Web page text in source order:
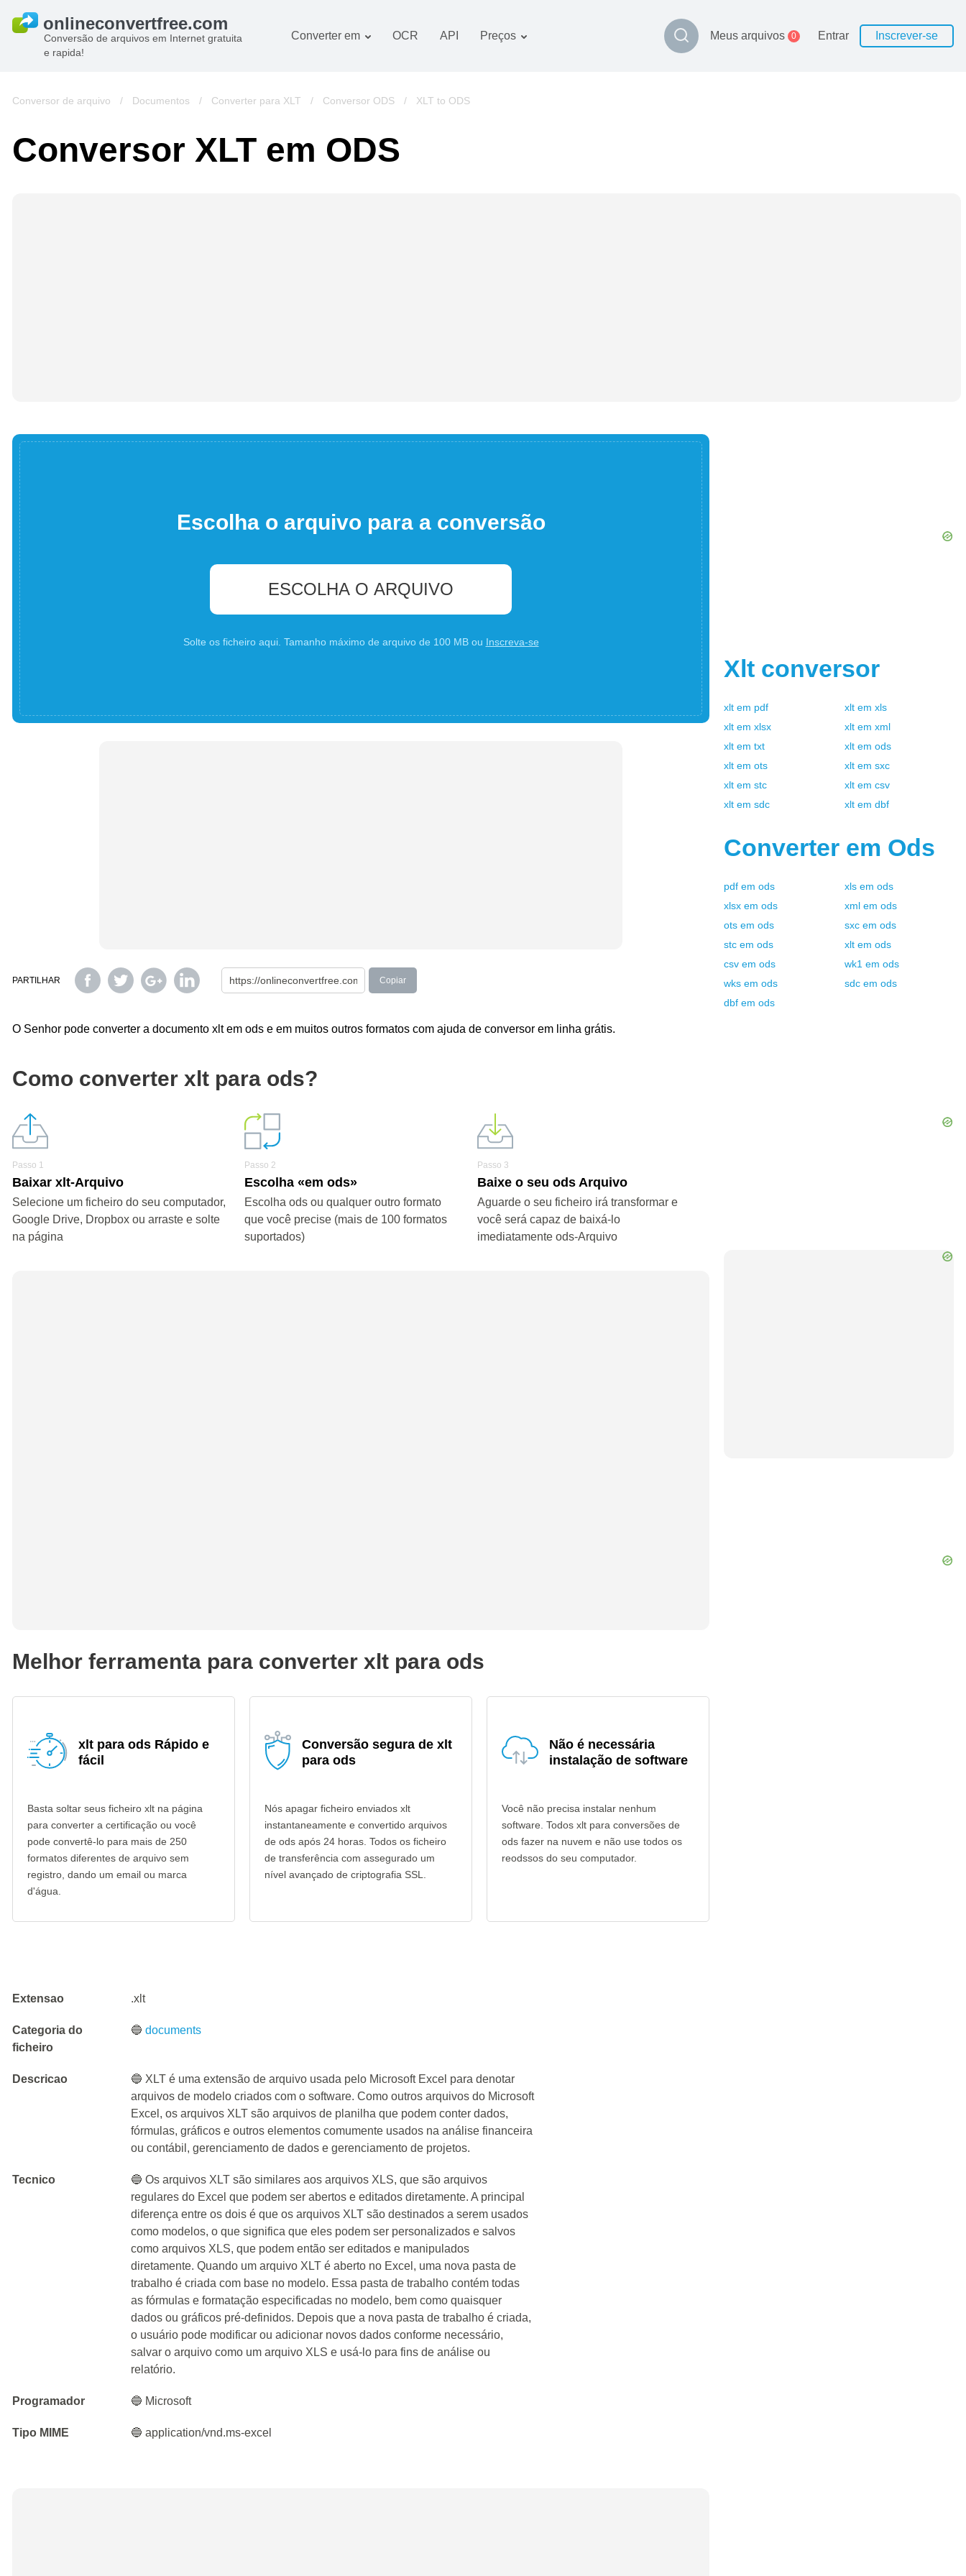
Conversão de arquivos em Internet gratuita
e rapida!
Converter em
Imagem conversor
Books conversor
OCR API Preços Meus arquivos 0 Entrar Inscrever-se
Conversor de arquivo / Documentos / Converter para XLT / Conversor ODS / XLT to ODS
Conversor XLT em ODS
Escolha o arquivo para a conversão
ESCOLHA O ARQUIVO
Solte os ficheiro aqui. Tamanho máximo de arquivo de 100 MB ou Inscreva-se
PARTILHAR Copiar
O Senhor pode converter a documento xlt em ods e em muitos outros formatos com ajuda de conversor em linha grátis.
Como converter xlt para ods?
Passo 1
Baixar xlt-Arquivo
Selecione um ficheiro do seu computador,
Google Drive, Dropbox ou arraste e solte
na página
Passo 2
Escolha «em ods»
Escolha ods ou qualquer outro formato
que você precise (mais de 100 formatos
suportados)
Passo 3
Baixe o seu ods Arquivo
Aguarde o seu ficheiro irá transformar e
você será capaz de baixá-lo
imediatamente ods-Arquivo
Melhor ferramenta para converter xlt para ods
xlt para ods Rápido e
fácil
Basta soltar seus ficheiro xlt na página
para converter a certificação ou você
pode convertê-lo para mais de 250
formatos diferentes de arquivo sem
registro, dando um email ou marca
d'água.
Conversão segura de xlt
para ods
Nós apagar ficheiro enviados xlt
instantaneamente e convertido arquivos
de ods após 24 horas. Todos os ficheiro
de transferência com assegurado um
nível avançado de criptografia SSL.
Não é necessária
instalação de software
Você não precisa instalar nenhum
software. Todos xlt para conversões de
ods fazer na nuvem e não use todos os
reodssos do seu computador.
Extensao .xlt
Categoria do
ficheiro
🔵documents
Descricao
🔵 XLT é uma extensão de arquivo usada pelo Microsoft Excel para denotar
arquivos de modelo criados com o software. Como outros arquivos do Microsoft
Excel, os arquivos XLT são arquivos de planilha que podem conter dados,
fórmulas, gráficos e outros elementos comumente usados na análise financeira
ou contábil, gerenciamento de dados e gerenciamento de projetos.
Tecnico
🔵 Os arquivos XLT são similares aos arquivos XLS, que são arquivos
regulares do Excel que podem ser abertos e editados diretamente. A principal
diferença entre os dois é que os arquivos XLT são destinados a serem usados
como modelos, o que significa que eles podem ser personalizados e salvos
como arquivos XLS, que podem então ser editados e manipulados
diretamente. Quando um arquivo XLT é aberto no Excel, uma nova pasta de
trabalho é criada com base no modelo. Essa pasta de trabalho contém todas
as fórmulas e formatação especificadas no modelo, bem como quaisquer
dados ou gráficos pré-definidos. Depois que a nova pasta de trabalho é criada,
o usuário pode modificar ou adicionar novos dados conforme necessário,
salvar o arquivo como um arquivo XLS e usá-lo para fins de análise ou
relatório.
Programador 🔵 Microsoft
Tipo MIME 🔵 application/vnd.ms-excel
Xlt conversor
xlt em pdf xlt em xls
xlt em xlsx xlt em xml
xlt em txt xlt em ods
xlt em ots xlt em sxc
xlt em stc xlt em csv
xlt em sdc xlt em dbf
Converter em Ods
pdf em ods xls em ods
xlsx em ods xml em ods
ots em ods sxc em ods
stc em ods xlt em ods
csv em ods wk1 em ods
wks em ods sdc em ods
dbf em ods